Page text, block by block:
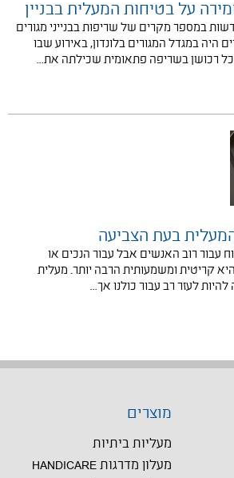
על בטיחות המעלית בבניין
במספר מקרים של שריפות בבנייני מגורים
היה במגדל המגורים בלונדון, באירוע שבו
רכושן בשריפה פתאומית שכילתה את…
בעת הצביעה
עבור רוב האנשים אבל עבור הנכים או
קריטית ומשמעותית הרבה יותר. מעלית
לעזר רב עבור כולנו אך…
מוצרים
מעליות ביתיות
מעלון מדרגות HANDICARE